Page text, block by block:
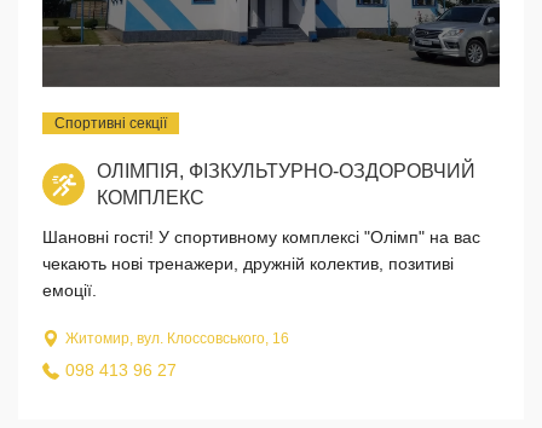
Спортивні секції
ОЛІМПІЯ, ФІЗКУЛЬТУРНО-ОЗДОРОВЧИЙ
КОМПЛЕКС
Шановні гості! У спортивному комплексі "Олімп" на вас
чекають нові тренажери, дружній колектив, позитиві
емоції.
Житомир, вул. Клоссовського, 16
098 413 96 27